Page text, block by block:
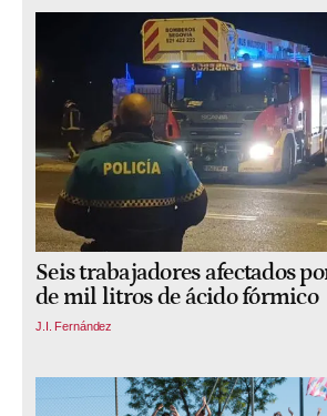
Seis trabajadores afectados
de mil litros de ácido fórmico
J.I. Fernández